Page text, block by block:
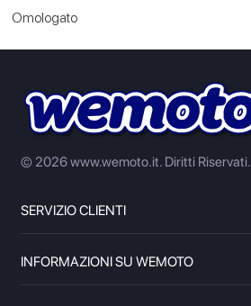
Omologato
© 2026 www.wemoto.it. Diritti Riservati.
SERVIZIO CLIENTI
INFORMAZIONI SU WEMOTO